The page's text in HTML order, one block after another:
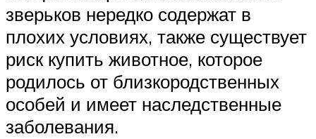
зверьков нередко содержат в
плохих условиях, также существует
риск купить животное, которое
родилось от близкородственных
особей и имеет наследственные
заболевания.